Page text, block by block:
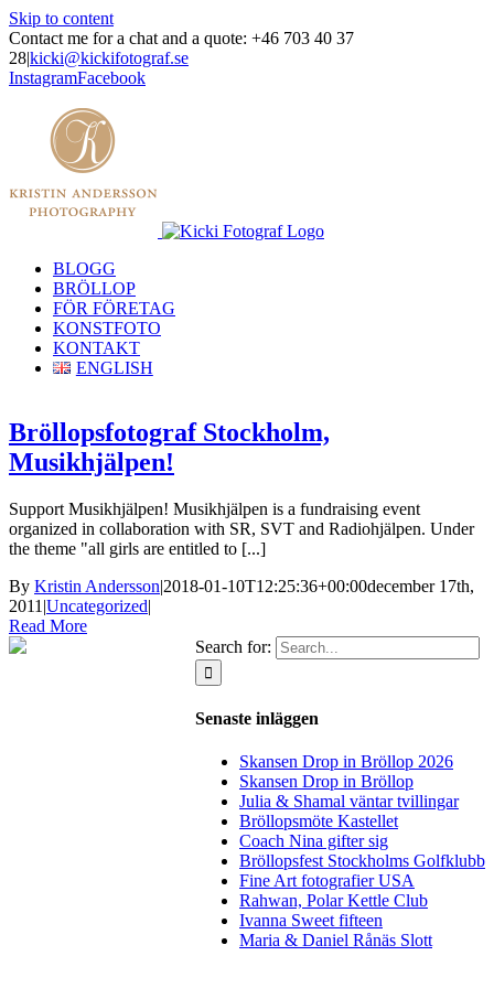
Skip to content
Contact me for a chat and a quote: +46 703 40 37
28|kicki@kickifotograf.se
InstagramFacebook
BLOGG
BRÖLLOP
FÖR FÖRETAG
KONSTFOTO
KONTAKT
ENGLISH
Bröllopsfotograf Stockholm,
Musikhjälpen!
Support Musikhjälpen! Musikhjälpen is a fundraising event
organized in collaboration with SR, SVT and Radiohjälpen. Under
the theme "all girls are entitled to [...]
By Kristin Andersson|2018-01-10T12:25:36+00:00december 17th,
2011 |Uncategorized|
Read More
Search for:
Senaste inläggen
Skansen Drop in Bröllop 2026
Skansen Drop in Bröllop
Julia & Shamal väntar tvillingar
Bröllopsmöte Kastellet
Coach Nina gifter sig
Bröllopsfest Stockholms Golfklubb
Fine Art fotografier USA
Rahwan, Polar Kettle Club
Ivanna Sweet fifteen
Maria & Daniel Rånäs Slott